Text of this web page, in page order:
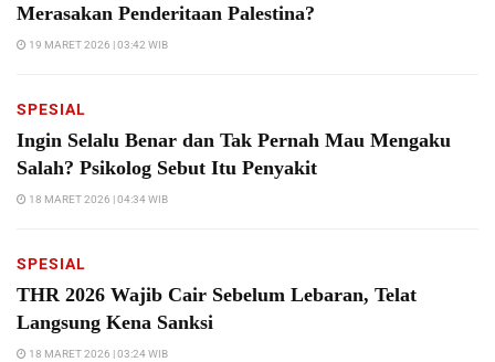
Merasakan Penderitaan Palestina?
19 MARET 2026 | 03:42 WIB
SPESIAL
Ingin Selalu Benar dan Tak Pernah Mau Mengaku
Salah? Psikolog Sebut Itu Penyakit
18 MARET 2026 | 04:34 WIB
SPESIAL
THR 2026 Wajib Cair Sebelum Lebaran, Telat
Langsung Kena Sanksi
18 MARET 2026 | 03:24 WIB